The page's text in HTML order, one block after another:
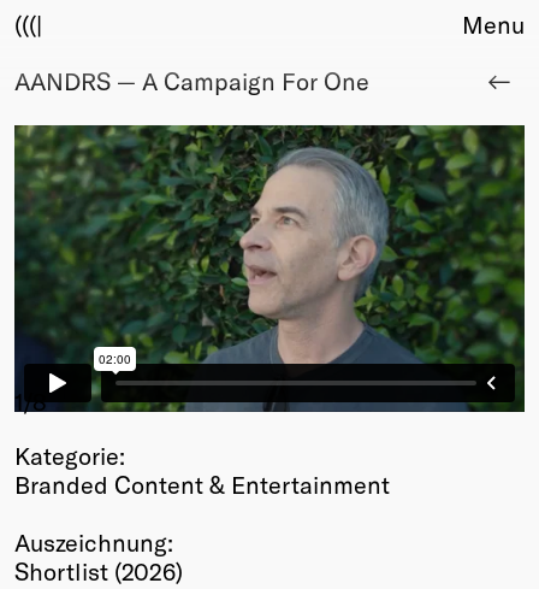
(((|
About
Award
Sponsors
Fair Work
TBD
Events
Upcoming
Past
Membership
Members
Young Creatives
Winners
Menu
AANDRS — A Campaign For One
1/8
Kategorie:
Branded Content & Entertainment
Auszeichnung:
Shortlist (2026)